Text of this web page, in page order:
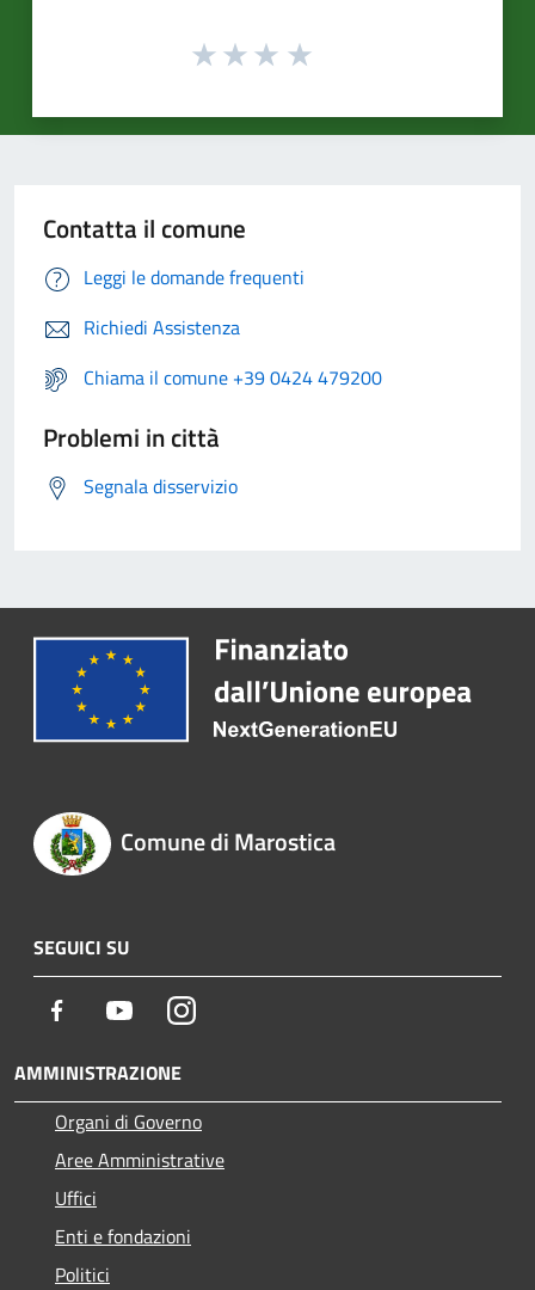
Contatta il comune
Leggi le domande frequenti
Richiedi Assistenza
Chiama il comune +39 0424 479200
Problemi in città
Segnala disservizio
Comune di Marostica
SEGUICI SU
Facebook YoutubeInstagram
AMMINISTRAZIONE
Organi di Governo
Aree Amministrative
Uffici
Enti e fondazioni
Politici